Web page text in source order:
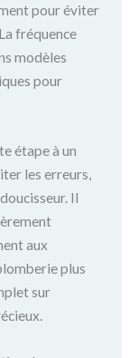
pour éviter
fréquence
modèles
pour
étape à un
les erreurs,
Il
aux
plus
sur